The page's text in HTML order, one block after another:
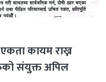
कायम राख्न
संयुक्त अपिल